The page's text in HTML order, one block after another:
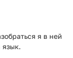
я в ней
язык.